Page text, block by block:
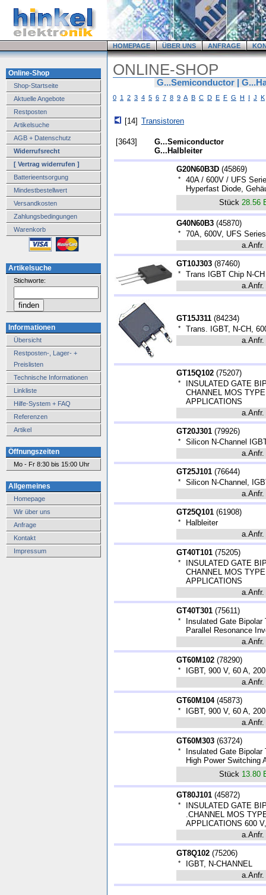
HOMEPAGE ÜBER UNS ANFRAGE
Online-Shop
Shop-Startseite
Aktuelle Angebote
Restposten
Artikelsuche
AGB + Datenschutz
Widerrufsrecht
[ Vertrag widerrufen ]
Batterieentsorgung
Mindestbestellwert
Versandkosten
Zahlungsbedingungen
Warenkorb
Artikelsuche
Stichworte:
Informationen
Übersicht
Restposten-, Lager- +
Preislisten
Technische Informationen
Linkliste
Hilfe-System + FAQ
Referenzen
Artikel
Öffnungszeiten
Mo - Fr 8:30 bis 15:00 Uhr
Allgemeines
Homepage
Wir über uns
Anfrage
Kontakt
Impressum
ONLINE-SHOP
G...Semiconductor |
0 1 2 3 4 5 6 7 8 9 A B C D E F G H I J K
[14] Transistoren
[3643]
G...Semiconductor
G...Halbleiter
G20N60B3D (45869)
*
40A / 600V / UFS
Hyperfast Diode,
Stück 28.56
G40N60B3 (45870)
*
70A, 600V, UFS
a.Anfr.
GT10J303 (87460)
*
Trans IGBT Chip N-
a.Anfr.
GT15J311 (84234)
*
Trans. IGBT, N-CH,
a.Anfr.
GT15Q102 (75207)
*
INSULATED GATE
CHANNEL MOS
APPLICATIONS
a.Anfr.
GT20J301 (79926)
*
Silicon N-Channel
a.Anfr.
GT25J101 (76644)
*
Silicon N-Channel,
a.Anfr.
GT25Q101 (61908)
*
Halbleiter
a.Anfr.
GT40T101 (75205)
*
INSULATED GATE
CHANNEL MOS
APPLICATIONS
a.Anfr.
GT40T301 (75611)
*
Insulated Gate
Parallel Resonance
a.Anfr.
GT60M102 (78290)
*
IGBT, 900 V, 60 A,
a.Anfr.
GT60M104(45873)
*
IGBT, 900 V, 60 A,
a.Anfr.
GT60M303 (63724)
*
Insulated Gate
High Power Switching
Stück 13.80
GT80J101 (45872)
*
INSULATED GATE
.CHANNEL MOS
APPLICATIONS 600
a.Anfr.
GT8Q102 (75206)
*
IGBT, N-CHANNEL
a.Anfr.